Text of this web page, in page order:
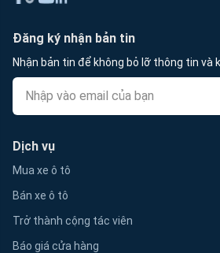
Đăng ký nhận bản tin
Nhận bản tin để không bỏ lỡ thông tin và
Dịch vụ
Mua xe ô tô
Bán xe ô tô
Trở thành cộng tác viên
Báo giá cửa hàng